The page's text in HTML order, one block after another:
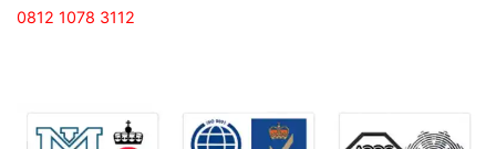
0812 1078 3112